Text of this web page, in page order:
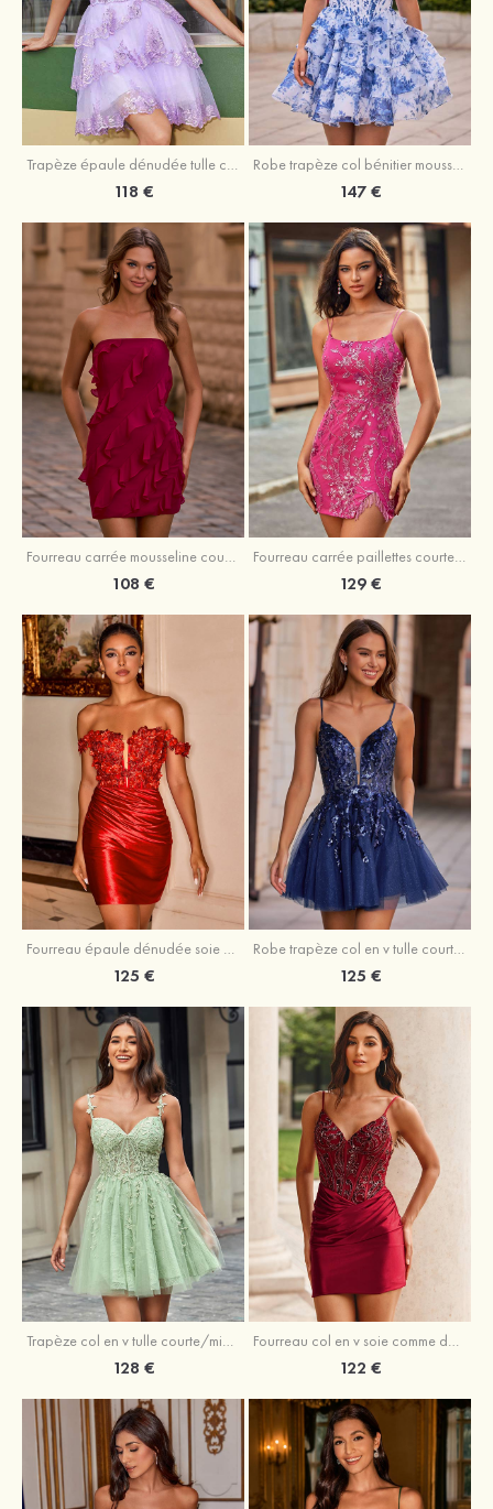
Trapèze épaule dénudée tulle courte/mini robe de fête de la rentrée avec paillettes
118 €
Robe trapèze col bénitier mousseline courte/mini robe de fête de la rentrée avec appliqué
147 €
Fourreau carrée mousseline courte/mini robe de fête de la rentré avec volants
108 €
Fourreau carrée paillettes courte/mini robe de fête de la rentrée
129 €
Fourreau épaule dénudée soie comme du satin courte/mini robe de fête de la rentrée
125 €
Robe trapèze col en v tulle courte/mini robe de fête de la rentrée avec poches paillettes
125 €
Trapèze col en v tulle courte/mini robe de fête de la rentrée avec perles
128 €
Fourreau col en v soie comme du satin courte/mini robe de fête de la rentrée avec paillettes
122 €